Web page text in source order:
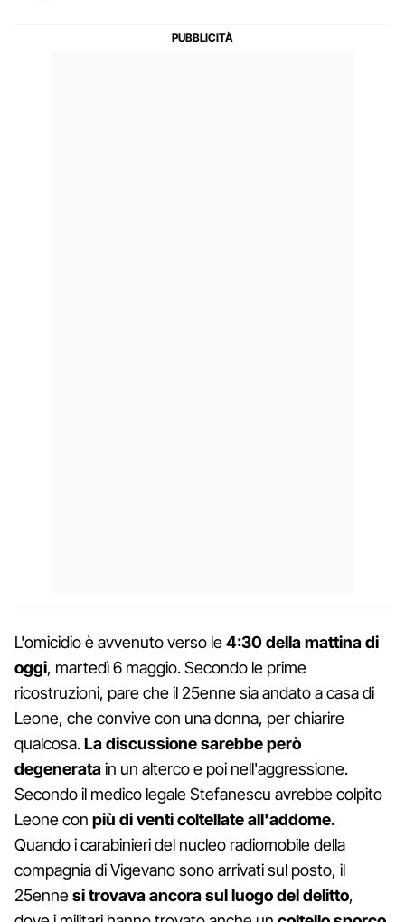
L'omicidio è avvenuto verso le4:30 della mattina di
oggi, martedì 6 maggio. Secondo le prime
ricostruzioni, pare che il 25enne sia andato a casa di
Leone, che convive con una donna, per chiarire
qualcosa.La discussione sarebbe però
degeneratain un alterco e poi nell'aggressione.
Secondo il medico legale Stefanescu avrebbe colpito
Leone con più di venti coltellate all'addome.
Quando i carabinieri del nucleo radiomobile della
compagnia di Vigevano sono arrivati sul posto, il
25ennesi trovava ancora sul luogo del delitto,